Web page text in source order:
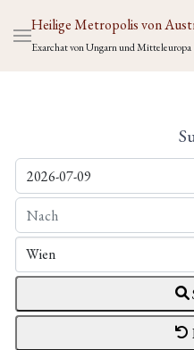
Heilige Metropolis von
Exarchat von Ungarn und Mitteleuropa